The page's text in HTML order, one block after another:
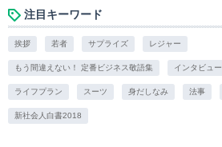
注目キーワード
挨拶 若者 サプライズ レジャー
もう間違えない！ 定番ビジネス敬語集 インタビュー
ライフプラン スーツ 身だしなみ 法事
新社会人白書2018